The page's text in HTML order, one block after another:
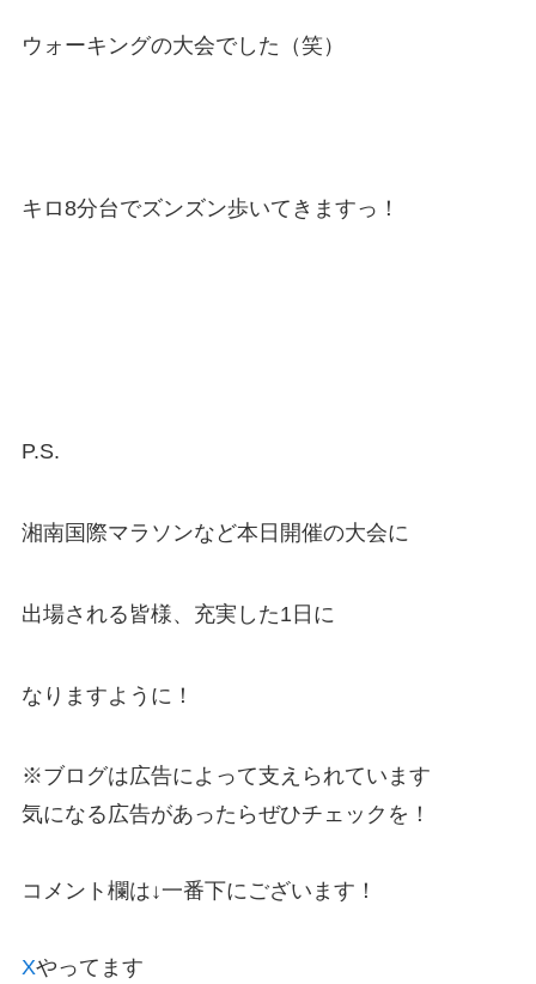
ウォーキングの大会でした（笑）
キロ8分台でズンズン歩いてきますっ！
P.S.
湘南国際マラソンなど本日開催の大会に
出場される皆様、充実した1日に
なりますように！
※ブログは広告によって支えられています
気になる広告があったらぜひチェックを！
コメント欄は↓一番下にございます！
Xやってます